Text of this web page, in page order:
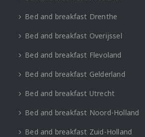
Bed and breakfast Drenthe
Bed and breakfast Overijssel
Bed and breakfast Flevoland
Bed and breakfast Gelderland
Bed and breakfast Utrecht
Bed and breakfast Noord-Holland
Bed and breakfast Zuid-Holland